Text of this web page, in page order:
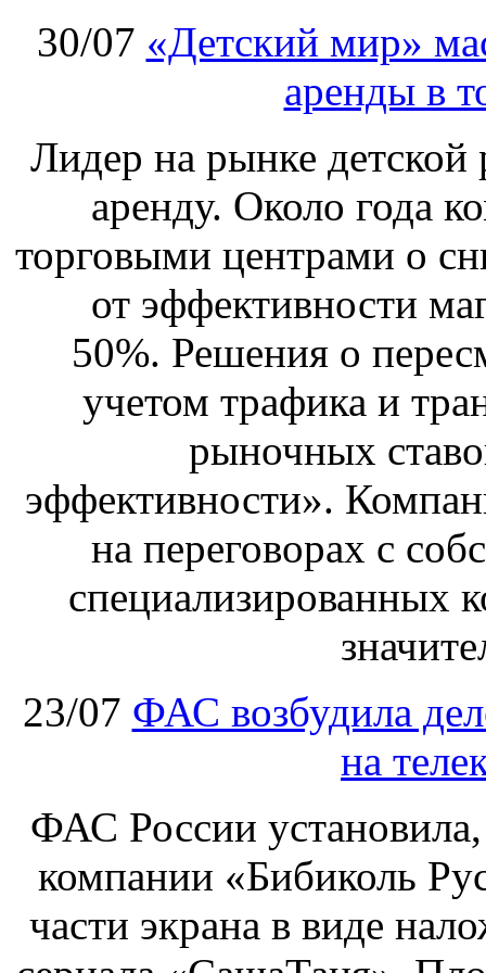
30/07 «Детский мир»
аренды в
Лидер на рынке детской
аренду. Около года
торговыми центрами о
от эффективности
50%. Решения о
учетом трафика и
рыночных
эффективности».
на переговорах с
специализированных
23/07 ФАС возбудила
на
ФАС России установила,
компании «Бибиколь
части экрана в виде